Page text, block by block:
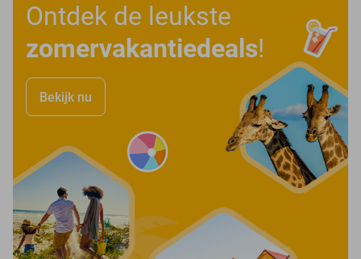
Ontdek de leukste
zomervakantiedeals!
Bekijk nu